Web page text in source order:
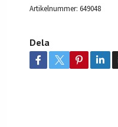
Artikelnummer: 649048
Dela